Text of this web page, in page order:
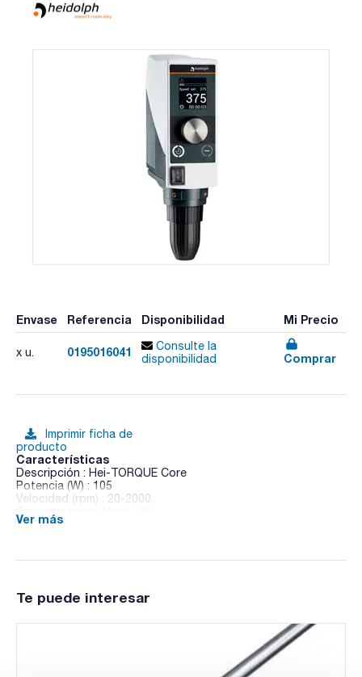
Envase Referencia Disponibilidad Mi Precio
x u. 0195016041
Consulte la
disponibilidad
Comprar
Imprimir ficha de
producto
Características
Descripción : Hei-TORQUE Core
Potencia (W) : 105
Velocidad (rpm) : 20-2000
Viscosidad máxima (mPas) : 10000
Peso (Kg) : 2,3
TORQUE disponen de una carcasa sellada, que cumple con la
clase alta de protección IP 42 (Hei-Torque Core) e IP 54 (Hei-
Torque Expert/Ultimate), para un funcionamiento libre de
mantenimiento las 24 horas, incluso en un entorno agresivo,
Ver más
Te puede interesar